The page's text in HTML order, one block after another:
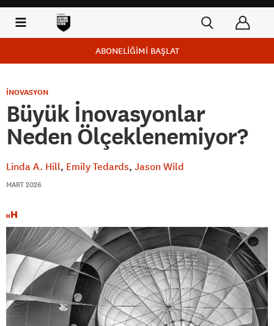
ABONELİĞİMİ BAŞLAT
İNOVASYON
Büyük İnovasyonlar
Neden Ölçeklenemiyor?
Linda A. Hill Emily Tedards Jason Wild
MART 2026